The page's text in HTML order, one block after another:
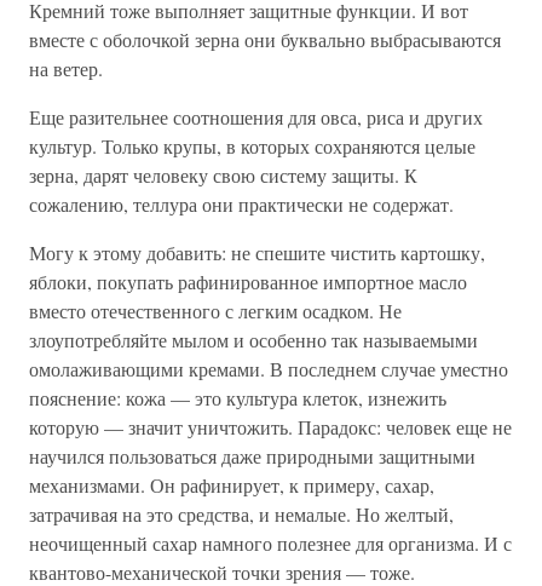
Кремний тоже выполняет защитные функции. И вот
вместе с оболочкой зерна они буквально выбрасываются
на ветер.
Еще разительнее соотношения для овса, риса и других
культур. Только крупы, в которых сохраняются целые
зерна, дарят человеку свою систему защиты. К
сожалению, теллура они практически не содержат.
Могу к этому добавить: не спешите чистить картошку,
яблоки, покупать рафинированное импортное масло
вместо отечественного с легким осадком. Не
злоупотребляйте мылом и особенно так называемыми
омолаживающими кремами. В последнем случае уместно
пояснение: кожа — это культура клеток, изнежить
которую — значит уничтожить. Парадокс: человек еще не
научился пользоваться даже природными защитными
механизмами. Он рафинирует, к примеру, сахар,
затрачивая на это средства, и немалые. Но желтый,
неочищенный сахар намного полезнее для организма. И с
квантово-механической точки зрения — тоже.